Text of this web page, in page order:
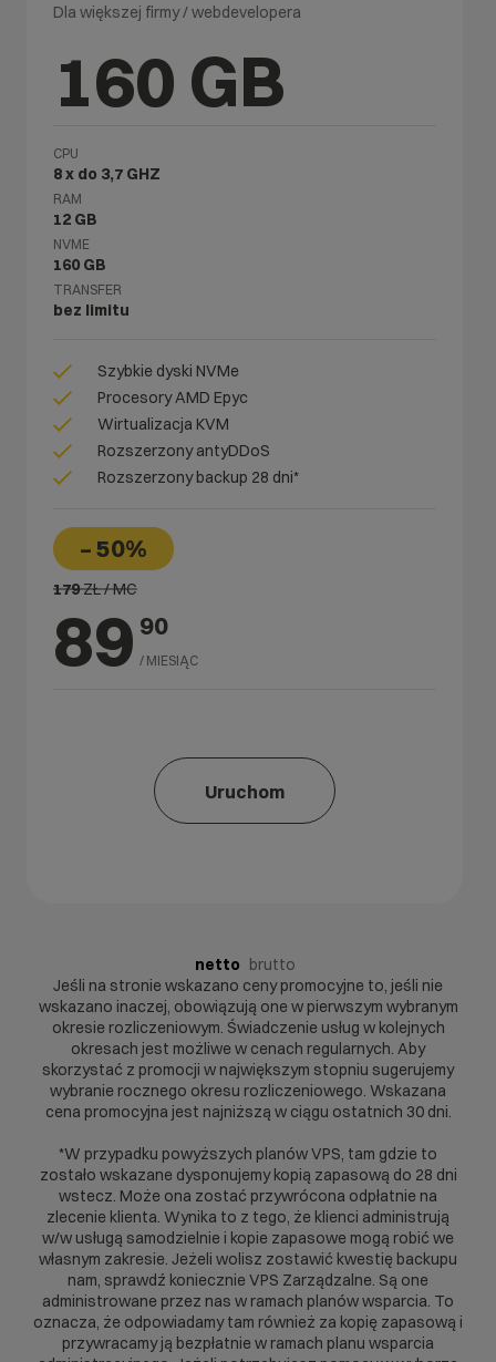
Dla większej firmy / webdevelopera
160 GB
CPU
8 x do 3,7 GHZ
RAM
12 GB
NVME
160 GB
TRANSFER
bez limitu
Szybkie dyski NVMe
Procesory AMD Epyc
Wirtualizacja KVM
Rozszerzony antyDDoS
Rozszerzony backup 28 dni*
179ZŁ / MC
– 50%
89 90
/ MIESIĄC
Uruchom
netto brutto
Jeśli na stronie wskazano ceny promocyjne to, jeśli nie
wskazano inaczej, obowiązują one w pierwszym wybranym
okresie rozliczeniowym. Świadczenie usług w kolejnych
okresach jest możliwe w cenach regularnych. Aby
skorzystać z promocji w największym stopniu sugerujemy
wybranie rocznego okresu rozliczeniowego. Wskazana
cena promocyjna jest najniższą w ciągu ostatnich 30 dni.
*W przypadku powyższych planów VPS, tam gdzie to
zostało wskazane dysponujemy kopią zapasową do 28 dni
wstecz. Może ona zostać przywrócona odpłatnie na
zlecenie klienta. Wynika to z tego, że klienci administrują
w/w usługą samodzielnie i kopie zapasowe mogą robić we
własnym zakresie. Jeżeli wolisz zostawić kwestię backupu
nam, sprawdź koniecznie VPS Zarządzalne. Są one
administrowane przez nas w ramach planów wsparcia. To
oznacza, że odpowiadamy tam również za kopię zapasową i
przywracamy ją bezpłatnie w ramach planu wsparcia